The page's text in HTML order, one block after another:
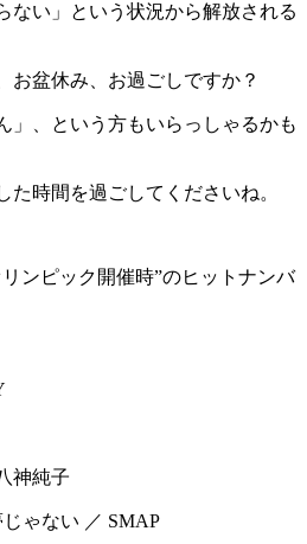
ない」という状況から解放される
お盆休み、お過ごしですか？
」、という方もいらっしゃるかも
た時間を過ごしてくださいね。
ンピック開催時”のヒットナンバ
神純子
ゃない ／ SMAP